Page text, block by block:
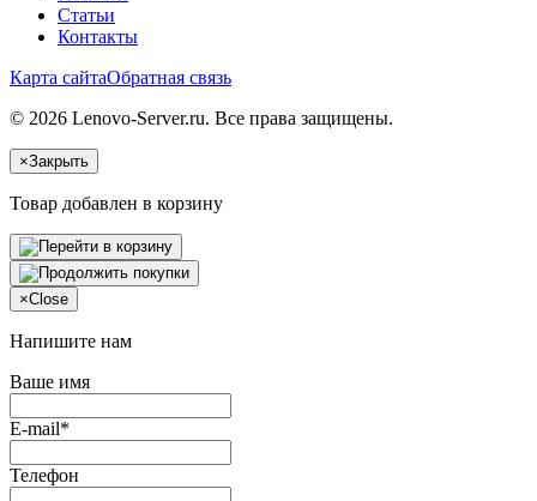
Статьи
Контакты
Карта сайтаОбратная связь
© 2026 Lenovo-Server.ru. Все права защищены.
×Закрыть
Товар добавлен в корзину
×Close
Напишите нам
Ваше имя
E-mail*
Телефон